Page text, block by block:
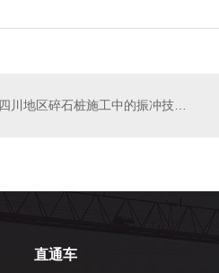
四川地区碎石桩施工中的振冲技术探讨
直通车